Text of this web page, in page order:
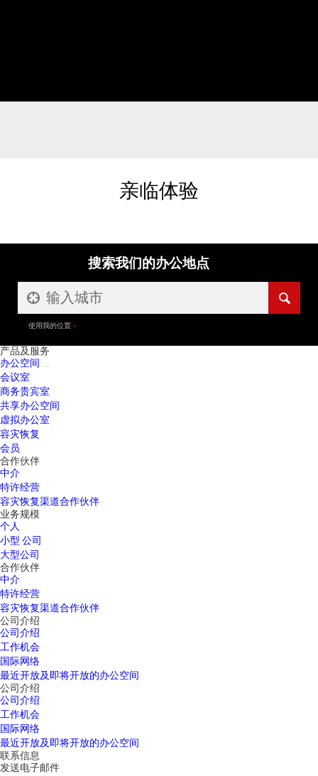
亲临体验
搜索我们的办公地点
使用我的位置
产品及服务
办公空间
会议室
商务贵宾室
共享办公空间
虚拟办公室
容灾恢复
会员
合作伙伴
中介
特许经营
容灾恢复渠道合作伙伴
业务规模
个人
小型 公司
大型公司
合作伙伴
中介
特许经营
容灾恢复渠道合作伙伴
公司介绍
公司介绍
工作机会
国际网络
最近开放及即将开放的办公空间
公司介绍
公司介绍
工作机会
国际网络
最近开放及即将开放的办公空间
联系信息
发送电子邮件